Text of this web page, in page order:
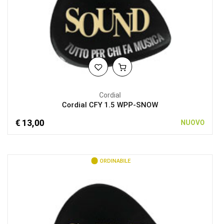
Cordial
Cordial CFY 1.5 WPP-SNOW
€ 13,00 NUOVO
ORDINABILE